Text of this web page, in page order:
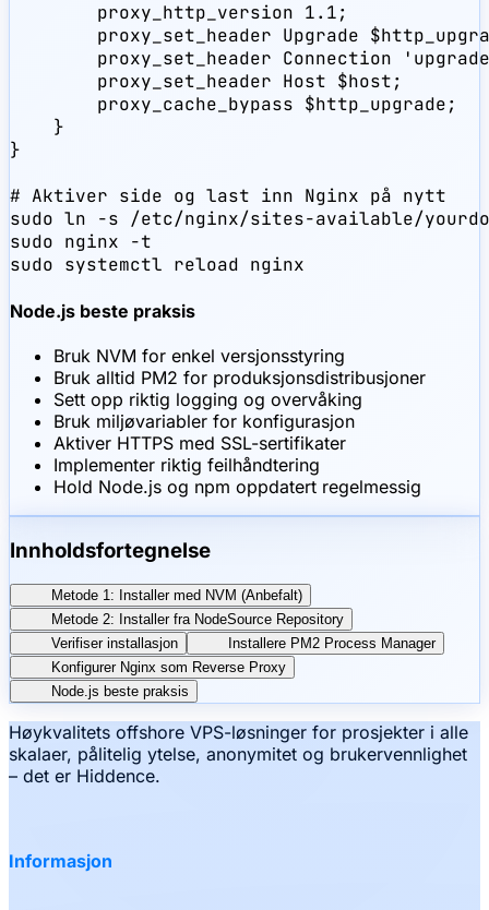
        proxy_http_version 1.1;
proxy_set_header Upgrade
proxy_set_header Connection
        proxy_set_header Host $host;
        proxy_cache_bypass $http_upgrade;
    }
}
# Aktiver side og last inn Nginx på nytt
sudo ln -s /etc/nginx/sites-available/
sudo nginx -t
sudo systemctl reload nginx
Node.js beste praksis
Bruk NVM for enkel versjonsstyring
Bruk alltid PM2 for produksjonsdistribusjoner
Sett opp riktig logging og overvåking
Bruk miljøvariabler for konfigurasjon
Aktiver HTTPS med SSL-sertifikater
Implementer riktig feilhåndtering
Hold Node.js og npm oppdatert regelmessig
Innholdsfortegnelse
Metode 1: Installer med NVM (Anbefalt)
Metode 2: Installer fra NodeSource Repository
Verifiser installasjon
Installere PM2 Process Manager
Konfigurer Nginx som Reverse Proxy
Node.js beste praksis
Høykvalitets offshore VPS-løsninger for prosjekter i alle
skalaer, pålitelig ytelse, anonymitet og brukervennlighet
– det er Hiddence.
Informasjon